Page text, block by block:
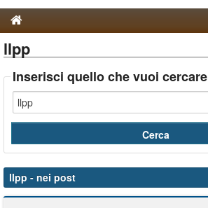
Genesi e Storia
Contatti
llpp
Inserisci quello che vuoi cercare
llpp - nei post